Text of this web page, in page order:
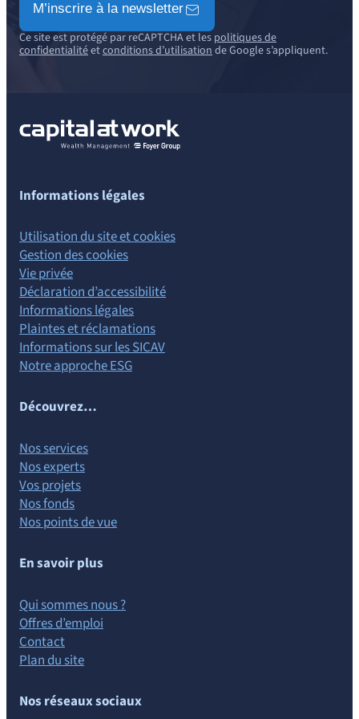
M’inscrire à la newsletter
Ce site est protégé par reCAPTCHA et les politiques de
confidentialitéetconditions d’utilisationde Google s’appliquent.
Informations légales
Utilisation du site et cookies
Gestion des cookies
Vie privée
Déclaration d’accessibilité
Informations légales
Plaintes et réclamations
Informations sur les SICAV
Notre approche ESG
Découvrez…
Nos services
Nos experts
Vos projets
Nos fonds
Nos points de vue
En savoir plus
Qui sommes nous ?
Offres d’emploi
Contact
Plan du site
Nos réseaux sociaux